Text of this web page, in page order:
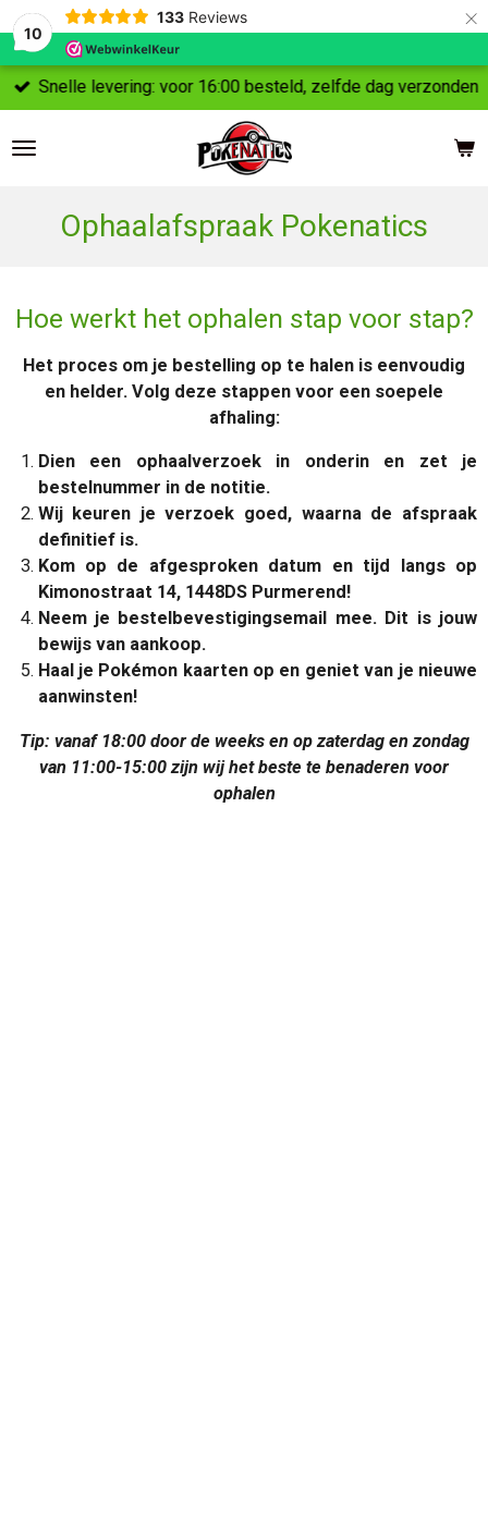
10
133 Reviews ×
Snelle levering: voor 16:00 besteld, zelfde dag verzonden
Ophaalafspraak Pokenatics
Hoe werkt het ophalen stap voor stap?
Het proces om je bestelling op te halen is eenvoudig
en helder. Volg deze stappen voor een soepele
afhaling:
Dien een ophaalverzoek in onderin en zet je
bestelnummer in de notitie.
Wij keuren je verzoek goed, waarna de afspraak
definitief is.
Kom op de afgesproken datum en tijd langs op
Kimonostraat 14, 1448DS Purmerend!
Neem je bestelbevestigingsemail mee. Dit is jouw
bewijs van aankoop.
Haal je Pokémon kaarten op en geniet van je nieuwe
aanwinsten!
Tip: vanaf 18:00 door de weeks en op zaterdag en zondag
van 11:00-15:00 zijn wij het beste te benaderen voor
ophalen